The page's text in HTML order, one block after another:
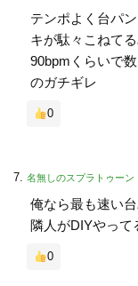
テンポよく台パ
キが駄々こねて
90bpmくらいで
のガチギレ
0
名無しのスプラトゥーン
俺なら最も速い
隣人がDIYやって
0